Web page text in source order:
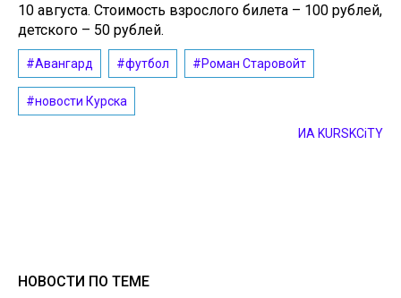
10 августа. Стоимость взрослого билета – 100 рублей,
детского – 50 рублей.
#Авангард #футбол #Роман Старовойт
#новости Курска
ИА KURSKCiTY
НОВОСТИ ПО ТЕМЕ